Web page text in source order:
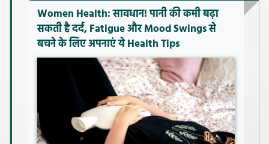
Women Health: सावधान! पानी की कमी बढ़ा
सकती है दर्द, Fatigue और Mood Swings से
बचने के लिए अपनाएं ये Health Tips